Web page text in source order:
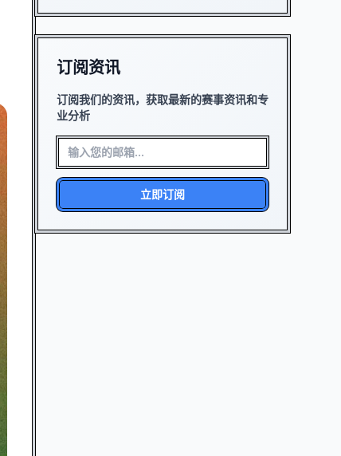
订阅资讯
订阅我们的资讯，获取最新的赛事资讯和专
业分析
立即订阅